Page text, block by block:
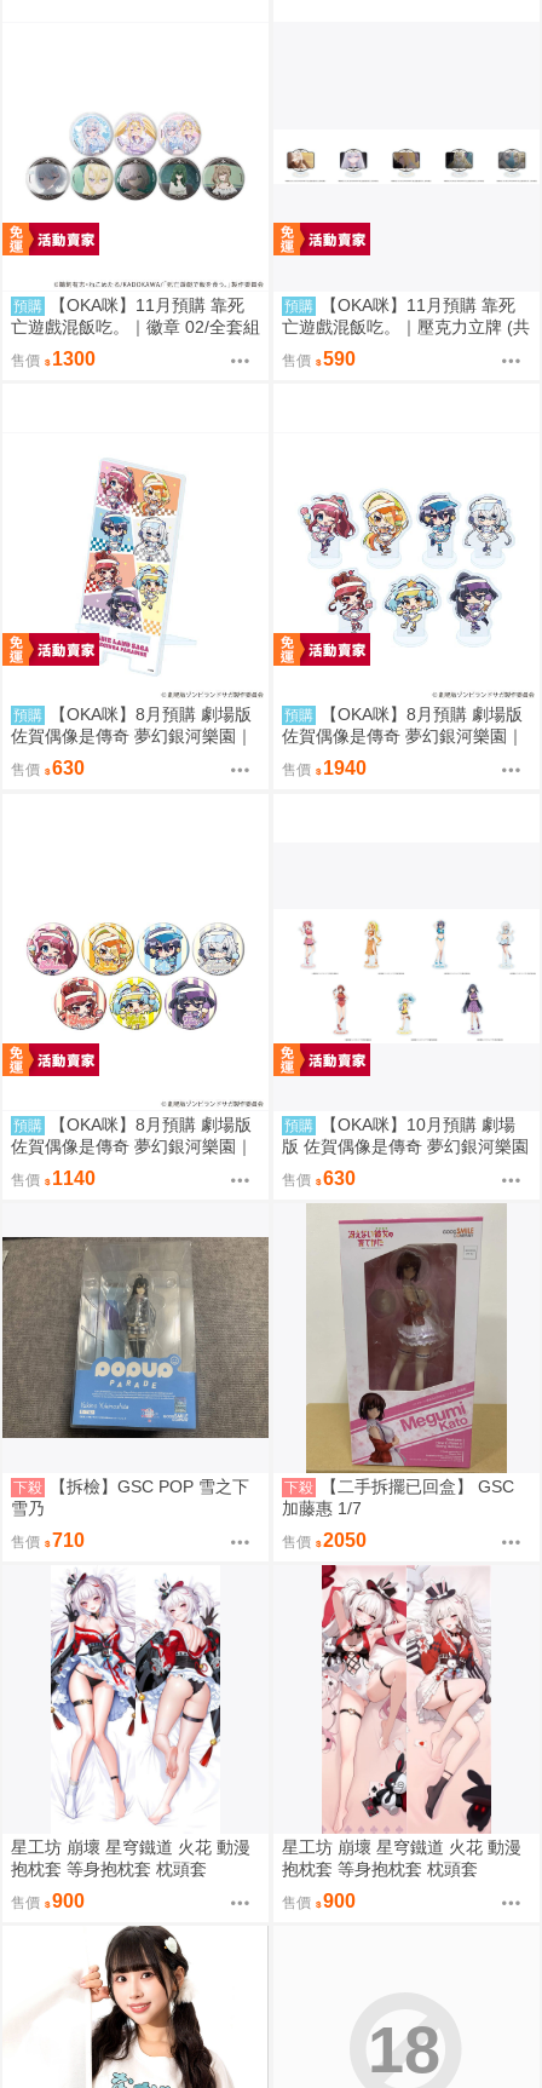
預購
【OKA咪】11月預購 靠死
亡遊戲混飯吃。｜徽章 02/全套組
(全8種)(官方&新繪插畫)
售價 1300
預購
【OKA咪】11月預購 靠死
亡遊戲混飯吃。｜壓克力立牌 (共
5款任選)
售價 590
預購
【OKA咪】8月預購 劇場版
佐賀偶像是傳奇 夢幻銀河樂園｜
壓克力手機架 01/集合款 冰淇淋
店ver.(Q版插畫)
售價 630
預購
【OKA咪】8月預購 劇場版
佐賀偶像是傳奇 夢幻銀河樂園｜
壓克力迷你立牌 01/全套組(全7
種) 冰淇淋店ver.
售價 1940
預購
【OKA咪】8月預購 劇場版
佐賀偶像是傳奇 夢幻銀河樂園｜
徽章 02/全套組(全7種) 冰淇淋店
ver.(Q版插畫)
售價 1140
預購
【OKA咪】10月預購 劇場
版 佐賀偶像是傳奇 夢幻銀河樂園
｜壓克力立牌 (共7款任選)
售價 630
下殺
【拆檢】GSC POP 雪之下
雪乃
售價 710
下殺
【二手拆擺已回盒】 GSC
加藤惠 1/7
售價 2050
星工坊 崩壞 星穹鐵道 火花 動漫
抱枕套 等身抱枕套 枕頭套
售價 900
星工坊 崩壞 星穹鐵道 火花 動漫
抱枕套 等身抱枕套 枕頭套
售價 900
18